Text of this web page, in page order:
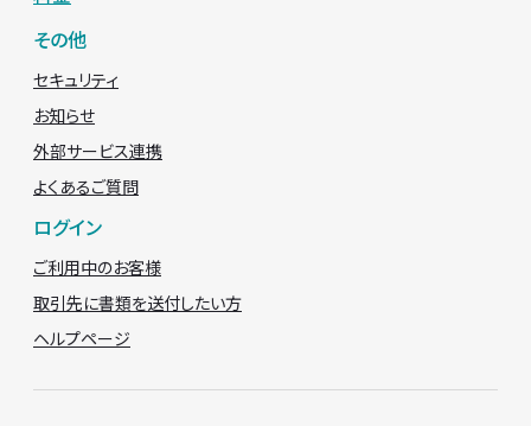
その他
セキュリティ
お知らせ
外部サービス連携
よくあるご質問
ログイン
ご利用中のお客様
取引先に書類を送付したい方
ヘルプページ